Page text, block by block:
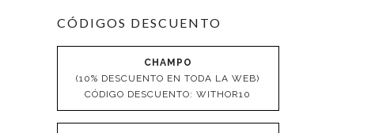
CÓDIGOS DESCUENTO
CHAMPO
(10% DESCUENTO EN TODA LA WEB)
CÓDIGO DESCUENTO: WITHOR10